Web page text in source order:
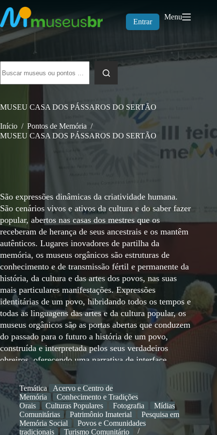
para
o
conteúdo
Entrar
Menu
resultados
MUSEU CASA DOS PÁSSAROS DO SERTÃO
Início / Pontos de Memória /
MUSEU CASA DOS PÁSSAROS DO SERTÃO
São expressões dinâmicas da criatividade humana.
São cenários vivos e ativos da cultura e do saber fazer
popular, abertos nas casas dos mestres que os
receberam de herança de seus ancestrais e os mantêm
autênticos. Lugares inovadores de partilha da
memória, os museus orgânicos são estruturas de
conhecimento e de transmissão fértil e permanente da
história, da cultura e das artes dos povos, nas suas
mais particulares manifestações. Expressões
identitárias de um povo, hibridando todos os tempos e
todas as linguagens das artes e da cultura popular, os
museus orgânicos são as portas abertas que conduzem
do passado para o futuro a história de um povo,
construída e interpretada pelos seus verdadeiros
obreiros, oferecendo uma narrativa de interface
cultural de possibilidades amplas e de participada
valorização territorial. Fortemente comprometidos
com a sustentabilidade inteligente da gente e das
regiões, os museus orgânicos organizam-se em rede
de malha larga, que se estende em todo o território,
numa disposição criada a partir das casas dos mestres,
Temática
Acervo e Centro de
Memória
Conhecimento e Tradições
Orais
Culturas Populares Fotografia
Mídias
Comunitárias
Patrimônio Imaterial
Pesquisa em
Memória Social
Povos e Comunidades
tradicionais
Turismo Comunitário